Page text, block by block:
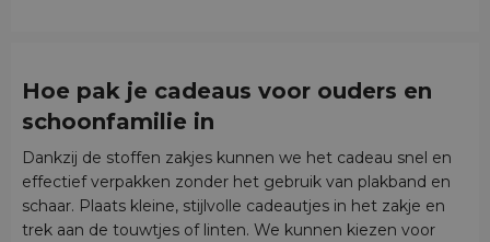
Hoe pak je cadeaus voor ouders en
schoonfamilie in
Dankzij de stoffen zakjes kunnen we het cadeau snel en
effectief verpakken zonder het gebruik van plakband en
schaar. Plaats kleine, stijlvolle cadeautjes in het zakje en
trek aan de touwtjes of linten. We kunnen kiezen voor